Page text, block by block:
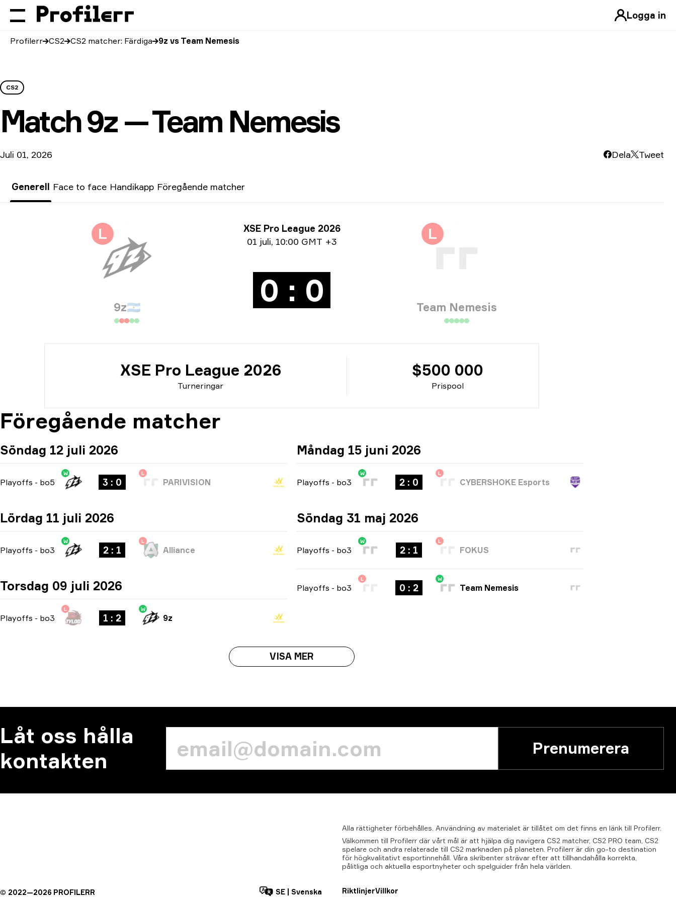
Logga in
Profilerr CS2 CS2 matcher: Färdiga 9z vs Team Nemesis
CS2
Match9z — Team Nemesis
Juli 01, 2026 Dela Tweet
Generell Face to face Handikapp Föregående matcher
TurneringsinfoXSE Pro League 2026
Datum info01 juli, 10:00 GMT +3
L
9z🇦🇷 0 : 0
L
Team Nemesis
Turneringar
XSE Pro League 2026
Prispool
$500 000
Föregående matcher
Söndag 12 juli 2026
Playoffs - bo5
W
3 : 0
L
PARIVISION
Lördag 11 juli 2026
Playoffs - bo3
W
2 : 1
L
Alliance
Torsdag 09 juli 2026
Playoffs - bo3
L
1 : 2
W
9z
Måndag 15 juni 2026
Playoffs - bo3
W
2 : 0
L
CYBERSHOKE Esports
Söndag 31 maj 2026
Playoffs - bo3
W
2 : 1
L
FOKUS
Playoffs - bo3
L
0 : 2
W
Team Nemesis
VISA MER
Låt oss hålla
kontakten
Prenumerera
Alla rättigheter förbehålles. Användning av materialet är tillåtet om det finns en länk till Profilerr.
Välkommen till Profilerr där vårt mål är att hjälpa dig navigera CS2 matcher, CS2 PRO team, CS2
spelare och andra relaterade till CS2 marknaden på planeten. Profilerr är din go-to destination
för högkvalitativt esportinnehåll. Våra skribenter strävar efter att tillhandahålla korrekta,
pålitliga och aktuella esportnyheter och spelguider från hela världen.
RiktlinjerVillkor
© 2022—2026 PROFILERR SE Svenska